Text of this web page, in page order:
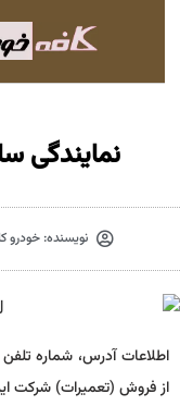
نمایندگی
نویسنده:خودرو
اطلاعات آدرس، شماره
از فروش (تعمیرات) شرکت